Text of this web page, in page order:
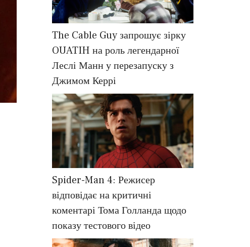
The Cable Guy запрошує зірку
OUATIH на роль легендарної
Леслі Манн у перезапуску з
Джимом Керрі
Spider-Man 4: Режисер
відповідає на критичні
коментарі Тома Голланда щодо
показу тестового відео